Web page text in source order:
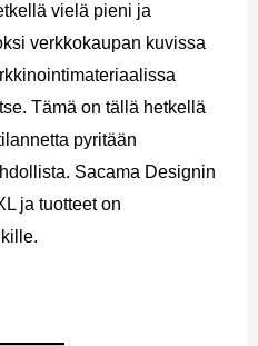
vielä pieni ja
verkkokaupan kuvissa
Tämä on tällä hetkellä
pyritään
Sacama Designin
ja tuotteet on